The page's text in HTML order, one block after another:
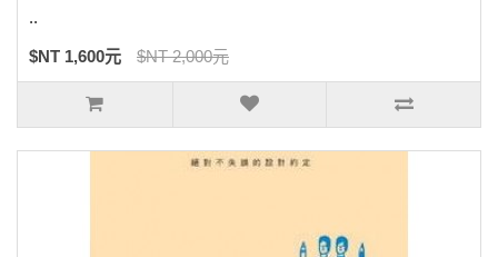
..
$NT 1,600元 $NT 2,000元